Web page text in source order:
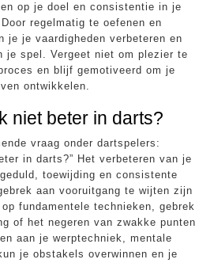
op je doel en consistentie in je
regelmatig te oefenen en
je je vaardigheden verbeteren en
je spel. Vergeet niet om plezier te
en blijf gemotiveerd om je
ontwikkelen.
niet beter in darts?
vraag onder dartspelers:
in darts?” Het verbeteren van je
toewijding en consistente
aan vooruitgang te wijten zijn
fundamentele technieken, gebrek
of het negeren van zwakke punten
aan je werptechniek, mentale
je obstakels overwinnen en je